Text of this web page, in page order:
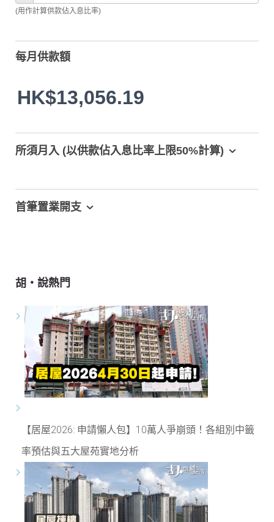
(用作計算供款佔入息比率)
每月供款額
HK$13,056.19
所須月入 (以供款佔入息比率上限50%計算)
首筆置業開支
胡‧說熱門
【居屋2026: 申請懶人包】10萬人爭崩頭！各組別中籤
率預估與五大屋苑實地分析